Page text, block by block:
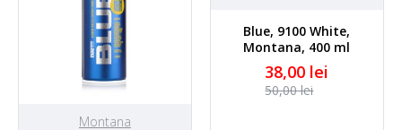
Montana
Blue, 9100 White,
Montana, 400 ml
38,00 lei
50,00 lei